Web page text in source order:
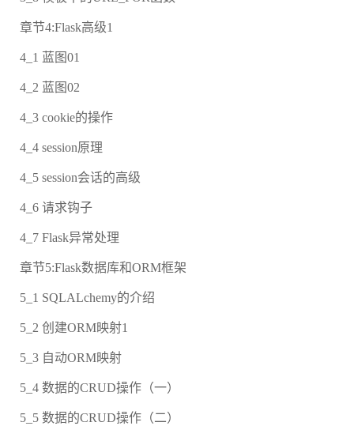
章节4:Flask高级1
4_1 蓝图01
4_2 蓝图02
4_3 cookie的操作
4_4 session原理
4_5 session会话的高级
4_6 请求钩子
4_7 Flask异常处理
章节5:Flask数据库和ORM框架
5_1 SQLALchemy的介绍
5_2 创建ORM映射1
5_3 自动ORM映射
5_4 数据的CRUD操作（一）
5_5 数据的CRUD操作（二）